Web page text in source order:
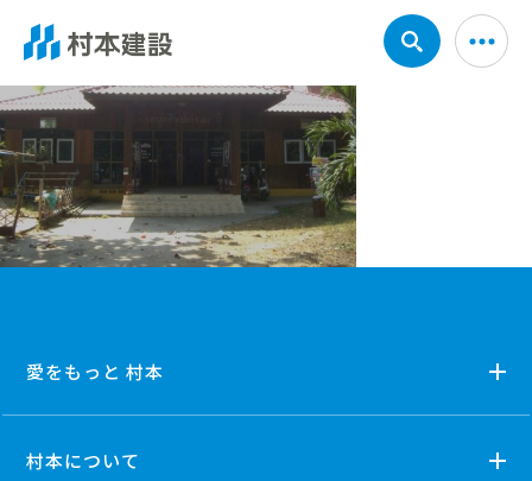
愛をもっと 村本
村本について